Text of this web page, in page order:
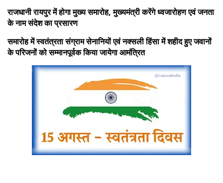
राजधानी रायपुर में होगा मुख्य समारोह, मुख्यमंत्री करेंगे ध्वजारोहण एवं जनता
के नाम संदेश का प्रसारण
समारोह में स्वतंत्रता संग्राम सेनानियों एवं नक्सली हिंसा में शहीद हुए जवानों
के परिजनों को सम्मानपूर्वक किया जायेगा आमंत्रित